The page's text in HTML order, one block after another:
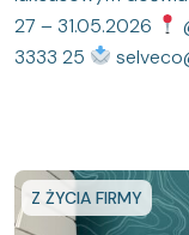
27 – 31.05.2026
3333 25
Z ŻYCIA FIRMY